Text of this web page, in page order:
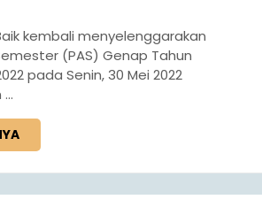
(PAS) Genap Tahun
pada Senin, 30 Mei 2022